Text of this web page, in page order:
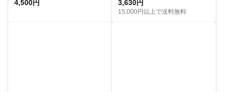
4,500円
3,630円
15,000円以上で送料無料